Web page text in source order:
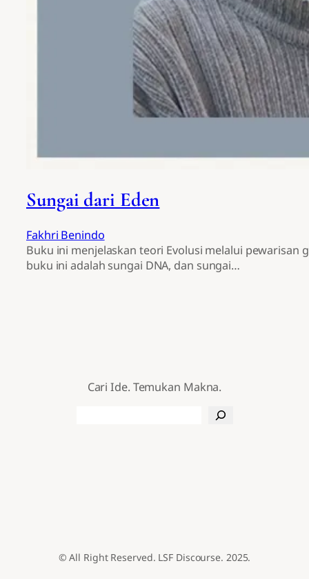
Sungai dari Eden
Fakhri Benindo
Buku ini menjelaskan teori Evolusi melalui pewarisan
buku ini adalah sungai DNA, dan sungai…
Cari Ide. Temukan Makna.
© All Right Reserved. LSF Discourse. 2025.